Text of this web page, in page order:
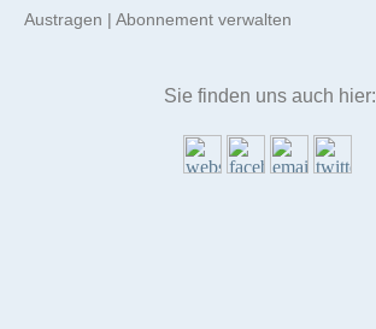
Austragen | Abonnement verwalten
Sie finden uns auch hier: